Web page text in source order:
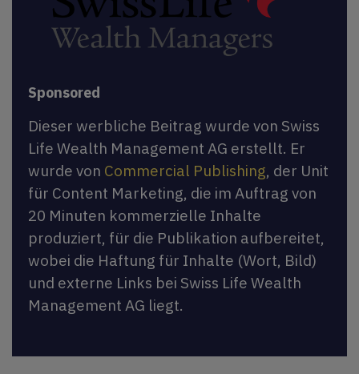
Sponsored
Dieser werbliche Beitrag wurde von Swiss
Life Wealth Management AG erstellt. Er
wurde von Commercial Publishing, der Unit
für Content Marketing, die im Auftrag von
20 Minuten kommerzielle Inhalte
produziert, für die Publikation aufbereitet,
wobei die Haftung für Inhalte (Wort, Bild)
und externe Links bei Swiss Life Wealth
Management AG liegt.